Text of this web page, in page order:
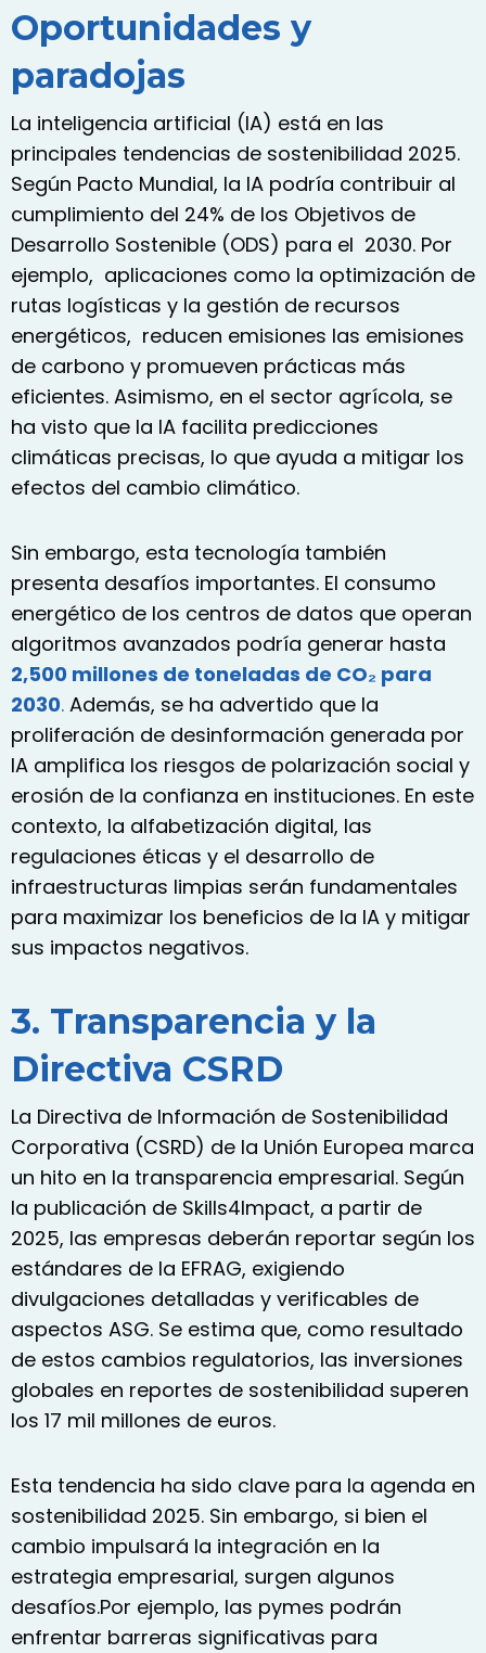
Oportunidades y
paradojas
La inteligencia artificial (IA) está en las
principales tendencias de sostenibilidad 2025.
Según Pacto Mundial, la IA podría contribuir al
cumplimiento del 24% de los Objetivos de
Desarrollo Sostenible (ODS) para el 2030. Por
ejemplo, aplicaciones como la optimización de
rutas logísticas y la gestión de recursos
energéticos, reducen emisiones las emisiones
de carbono y promueven prácticas más
eficientes. Asimismo, en el sector agrícola, se
ha visto que la IA facilita predicciones
climáticas precisas, lo que ayuda a mitigar los
efectos del cambio climático.
Sin embargo, esta tecnología también
presenta desafíos importantes. El consumo
energético de los centros de datos que operan
algoritmos avanzados podría generar hasta
2,500 millones de toneladas de CO₂ para
2030. Además, se ha advertido que la
proliferación de desinformación generada por
IA amplifica los riesgos de polarización social y
erosión de la confianza en instituciones. En este
contexto, la alfabetización digital, las
regulaciones éticas y el desarrollo de
infraestructuras limpias serán fundamentales
para maximizar los beneficios de la IA y mitigar
sus impactos negativos.
3. Transparencia y la
Directiva CSRD
La Directiva de Información de Sostenibilidad
Corporativa (CSRD) de la Unión Europea marca
un hito en la transparencia empresarial. Según
la publicación de Skills4Impact, a partir de
2025, las empresas deberán reportar según los
estándares de la EFRAG, exigiendo
divulgaciones detalladas y verificables de
aspectos ASG. Se estima que, como resultado
de estos cambios regulatorios, las inversiones
globales en reportes de sostenibilidad superen
los 17 mil millones de euros.
Esta tendencia ha sido clave para la agenda en
sostenibilidad 2025. Sin embargo, si bien el
cambio impulsará la integración en la
estrategia empresarial, surgen algunos
desafíos.Por ejemplo, las pymes podrán
enfrentar barreras significativas para